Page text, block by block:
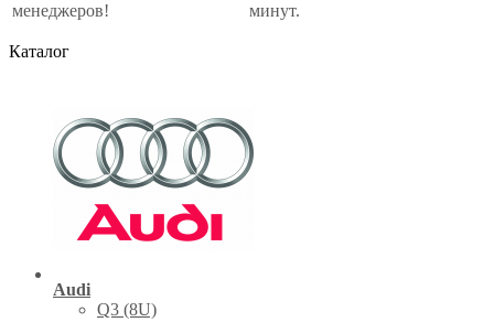
менеджеров!
минут.
Каталог
Audi
Q3 (8U)